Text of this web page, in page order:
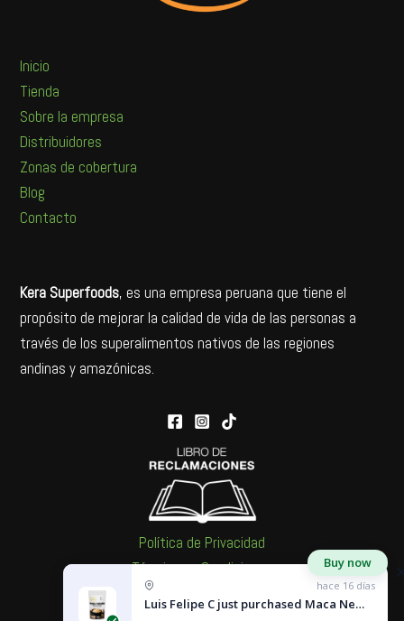
Inicio
Tienda
Sobre la empresa
Distribuidores
Zonas de cobertura
Blog
Contacto
Kera Superfoods, es una empresa peruana que tiene el
propósito de mejorar la calidad de vida de las personas a
través de los superalimentos nativos de las regiones
andinas y amazónicas.
Política de Privacidad
Términos y Condiciones
Política de Cookies
hace 16 días
Luis Felipe C just purchased Maca Negra - 1 kg
Buy now